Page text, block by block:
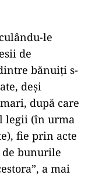
le
de
bănuiţi s-
deşi
după care
legii (în urma
fie prin acte
de bunurile
a mai